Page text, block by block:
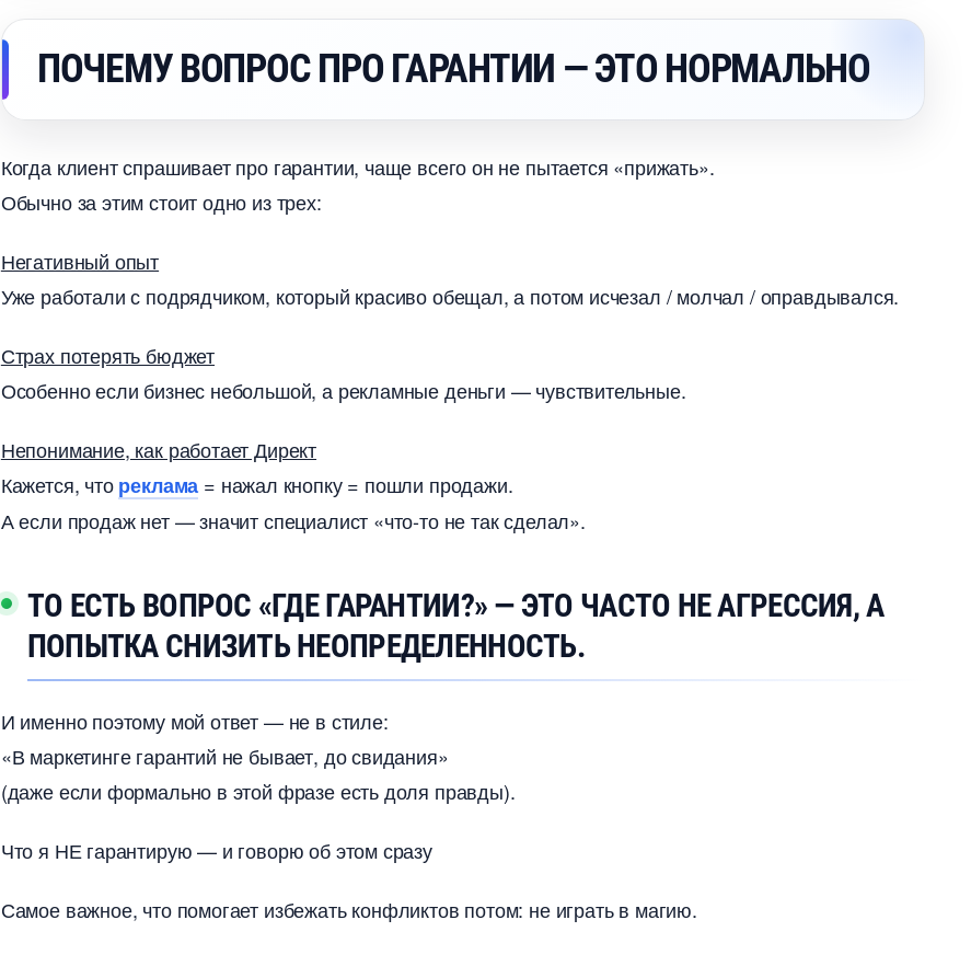
ПОЧЕМУ ВОПРОС ПРО ГАРАНТИИ — ЭТО НОРМАЛЬНО
Когда клиент спрашивает про гарантии, чаще всего он не пытается «прижать».
Обычно за этим стоит одно из трех:
Негативный опыт
Уже работали с подрядчиком, который красиво обещал, а потом исчезал / молчал / оправдывался.
Страх потерять бюджет
Особенно если бизнес небольшой, а рекламные деньги — чувствительные.
Непонимание, как работает Директ
Кажется, чтореклама = нажал кнопку = пошли продажи.
А если продаж нет — значит специалист «что-то не так сделал».
ТО ЕСТЬ ВОПРОС «ГДЕ ГАРАНТИИ?» — ЭТО ЧАСТО НЕ АГРЕССИЯ, А
ПОПЫТКА СНИЗИТЬ НЕОПРЕДЕЛЕННОСТЬ.
И именно поэтому мой ответ — не в стиле:
«В маркетинге гарантий не бывает, до свидания»
(даже если формально в этой фразе есть доля правды).
Что я НЕ гарантирую — и говорю об этом сразу
Самое важное, что помогает избежать конфликтов потом: не играть в магию.